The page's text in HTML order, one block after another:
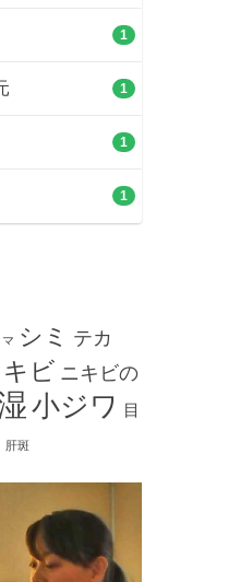
1
1
1
1
マ シミ
テカ
ビ ニキビの
小ジワ
目
肝斑